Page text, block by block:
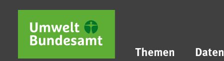
Direkt zum Inhalt
Direkt zum Hauptmenü
Direkt zur Fußzeile
Themen Daten